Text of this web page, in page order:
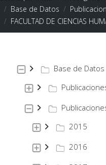
Base de Datos
FACULTAD DE CIENCIAS
Base de Datos
2015
2016